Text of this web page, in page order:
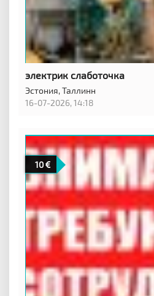
электрик слаботочка
Эстония,Таллинн
16-07-2026, 14:18
10